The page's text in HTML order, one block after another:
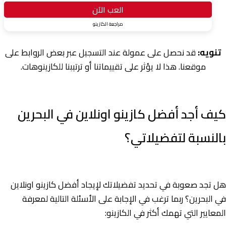
العب الآن
مراجعة الكازينو
تنويه:قد نحصل على عمولة عند التسجيل عبر بعض الروابط على
موقعنا. هذا لا يؤثر على تقييماتنا أو ترتيبنا للكازينوهات.
كيف أجد أفضل كازينو اونلاين في البحرين
بالنسبة لتفضيلاتي؟
هل تجد صعوبة في تحديد تفضيلاتك لإيجاد أفضل كازينو اونلاين
في البحرين؟ ربما ترغب في الإجابة على الأسئلة التالية لمعرفة
المعايير التي تهمك أكثر في الكازينو: